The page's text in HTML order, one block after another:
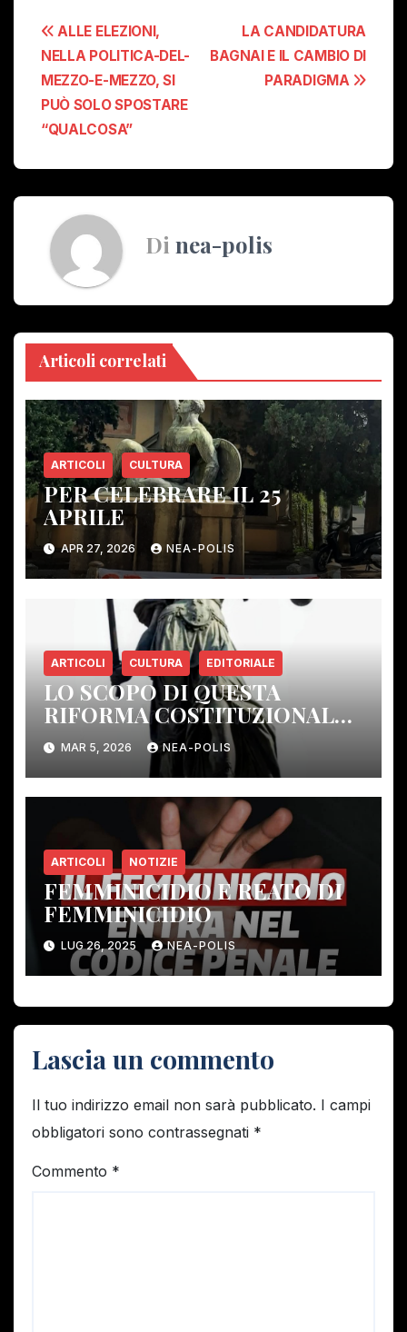
Navigazione
articoli
LA CANDIDATURA
BAGNAI E IL CAMBIO DI
PARADIGMA
ALLE ELEZIONI,
NELLA POLITICA-DEL-
MEZZO-E-MEZZO, SI
PUÒ SOLO SPOSTARE
“QUALCOSA”
Di nea-polis
Articoli correlati
ARTICOLI CULTURA
PER CELEBRARE IL 25
APRILE
APR 27, 2026 NEA-POLIS
ARTICOLI CULTURA EDITORIALE
LO SCOPO DI QUESTA
RIFORMA COSTITUZIONALE:
ELIMINARE GLI ORGANI DI
CONTROLLO DEMOCRATICO.
MAR 5, 2026 NEA-POLIS
ARTICOLI NOTIZIE
FEMMINICIDIO E REATO DI
FEMMINICIDIO
LUG 26, 2025 NEA-POLIS
Lascia un commento
Il tuo indirizzo email non sarà pubblicato. I campi
obbligatori sono contrassegnati *
Commento *